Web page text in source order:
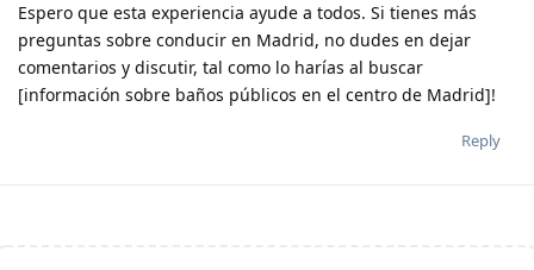
Espero que esta experiencia ayude a todos. Si tienes más
preguntas sobre conducir en Madrid, no dudes en dejar
comentarios y discutir, tal como lo harías al buscar
[información sobre baños públicos en el centro de Madrid]!
Reply